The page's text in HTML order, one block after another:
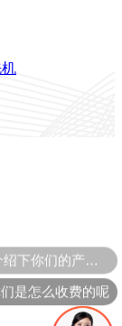
可以介绍下你们的产品么
们是怎么收费的呢